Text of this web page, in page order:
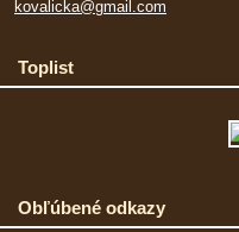
kovalicka@gmail.com
Toplist
Obľúbené odkazy